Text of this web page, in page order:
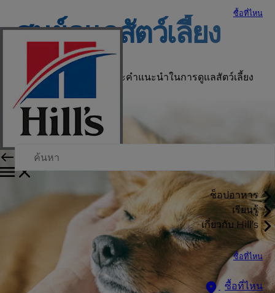
ซื้อที่ไหน
ช็อปอาหาร
เรียนรู้
เกี่ยวกับ Hill's
ซื้อที่ไหน
ซื้อที่ไหน
ศูนย์ดูแลสัตว์เลี้ยง
อ่านบทความ ข่าวสารและคำแนะนำในการดูแลสัตว์เลี้ยง
ได้ที่นี่